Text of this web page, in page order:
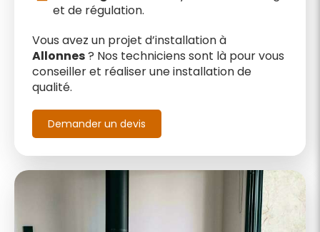
et de régulation.
Vous avez un projet d’installation à
Allonnes? Nos techniciens sont là pour vous
conseiller et réaliser une installation de
qualité.
Demander un devis